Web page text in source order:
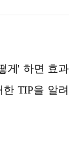
게' 하면 효과
TIP을 알려